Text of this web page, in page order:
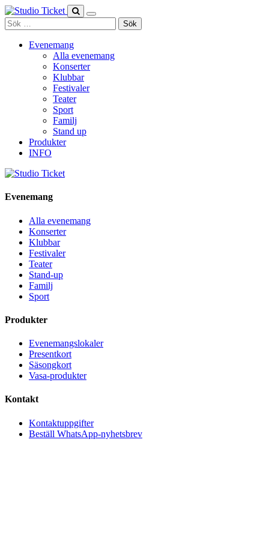
Skip
to
content
Sök
efter:
Evenemang
Alla evenemang
Konserter
Klubbar
Festivaler
Teater
Sport
Familj
Stand up
Produkter
INFO
Evenemang
Alla evenemang
Konserter
Klubbar
Festivaler
Teater
Stand-up
Familj
Sport
Produkter
Evenemangslokaler
Presentkort
Säsongkort
Vasa-produkter
Kontakt
Kontaktuppgifter
Beställ WhatsApp-nyhetsbrev